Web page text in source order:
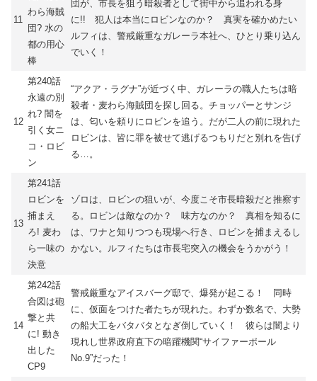
11
わら海賊
団? 水の
都の用心
棒
団が、市長を狙う暗殺者として街中から追われる身
に!! 犯人は本当にロビンなのか？ 真実を確かめたい
ルフィは、警戒厳重なガレーラ本社へ、ひとり乗り込ん
でいく！
12
第240話
永遠の別
れ? 闇を
引く女ニ
コ・ロビ
ン
“アクア・ラグナ”が近づく中、ガレーラの職人たちは暗
殺者・麦わら海賊団を探し回る。チョッパーとサンジ
は、匂いを頼りにロビンを追う。だが二人の前に現れた
ロビンは、皆に罪を被せて逃げるつもりだと別れを告げ
る…。
13
第241話
ロビンを
捕まえ
ろ! 麦わ
ら一味の
決意
ゾロは、ロビンの狙いが、今度こそ市長暗殺だと推察す
る。ロビンは敵なのか？ 味方なのか？ 真相を知るに
は、ワナと知りつつも現場へ行き、ロビンを捕まえるし
かない。ルフィたちは市長宅突入の機会をうかがう！
14
第242話
合図は砲
撃と共
に! 動き
出した
CP9
警戒厳重なアイスバーグ邸で、爆発が起こる！ 同時
に、仮面をつけた者たちが現れた。わずか数名で、大勢
の船大工をバタバタとなぎ倒していく！ 彼らは闇より
現れし世界政府直下の暗躍機関“サイファーポール
No.9”だった！